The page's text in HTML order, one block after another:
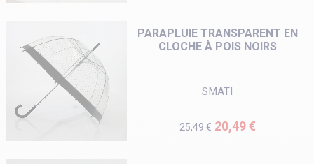
PARAPLUIE TRANSPARENT EN
CLOCHE À POIS NOIRS
SMATI
Prix de base
25,49 € Prix
20,49 €